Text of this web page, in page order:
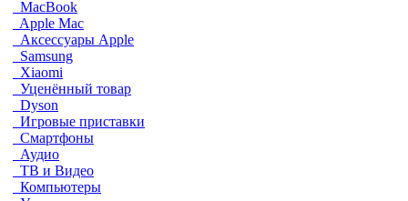
MacBook
Apple Mac
Аксессуары Apple
Samsung
Xiaomi
Уценённый товар
Dyson
Игровые приставки
Смартфоны
Аудио
ТВ и Видео
Компьютеры